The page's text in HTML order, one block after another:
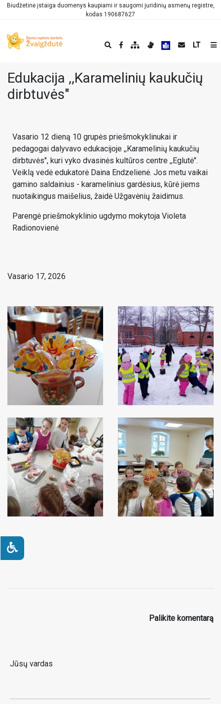
Biudžetinė įstaiga duomenys kaupiami ir saugomi juridinių asmenų registre,
kodas 190687627
LT
Edukacija ,,Karamelinių kaukučių
dirbtuvės"
Vasario 12 dieną 10 grupės priešmokyklinukai ir
pedagogai dalyvavo edukacijoje ,,Karamelinių kaukučių
dirbtuvės", kuri vyko dvasinės kultūros centre ,,Eglutė".
Veiklą vedė edukatorė Daina Endzelienė. Jos metu vaikai
gamino saldainius - karamelinius gardėsius, kūrė jiems
nuotaikingus maišelius, žaidė Užgavėnių žaidimus.
Parengė priešmokyklinio ugdymo mokytoja Violeta
Radionovienė
Vasario 17, 2026
Palikite komentarą
Jūsų vardas